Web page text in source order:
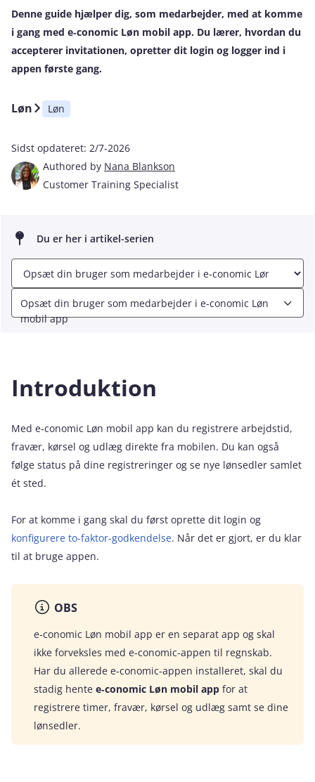
Denne guide hjælper dig, som medarbejder, med at komme
i gang med e‑conomic Løn mobil app. Du lærer, hvordan du
accepterer invitationen, opretter dit login og logger ind i
appen første gang.
Løn Løn
Sidst opdateret: 2/7-2026
Authored by Nana Blankson
Customer Training Specialist
Du er her i artikel-serien
Opsæt din bruger som medarbejder i e‑conomic Løn
mobil app
Introduktion
Med e‑conomic Løn mobil app kan du registrere arbejdstid,
fravær, kørsel og udlæg direkte fra mobilen. Du kan også
følge status på dine registreringer og se nye lønsedler samlet
ét sted.
For at komme i gang skal du først oprette dit login og
konfigurere to-faktor-godkendelse. Når det er gjort, er du klar
til at bruge appen.
OBS
e‑conomic Løn mobil app er en separat app og skal
ikke forveksles med e‑conomic-appen til regnskab.
Har du allerede e‑conomic-appen installeret, skal du
stadig hente e‑conomic Løn mobil app for at
registrere timer, fravær, kørsel og udlæg samt se dine
lønsedler.